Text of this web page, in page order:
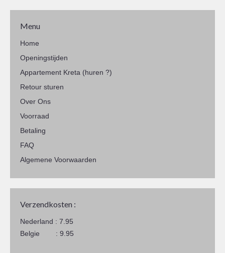
Menu
Home
Openingstijden
Appartement Kreta (huren ?)
Retour sturen
Over Ons
Voorraad
Betaling
FAQ
Algemene Voorwaarden
Verzendkosten :
Nederland : 7.95
Belgie : 9.95